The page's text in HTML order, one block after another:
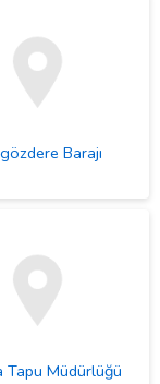
Barajı
Tapu Müdürlüğü